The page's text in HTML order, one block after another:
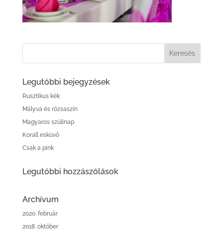
Legutóbbi bejegyzések
Rusztikus kék
Mályva és rózsaszín
Magyaros szülinap
Korall esküvő
Csak a pink
Legutóbbi hozzászólások
Archívum
2020. február
2018. október